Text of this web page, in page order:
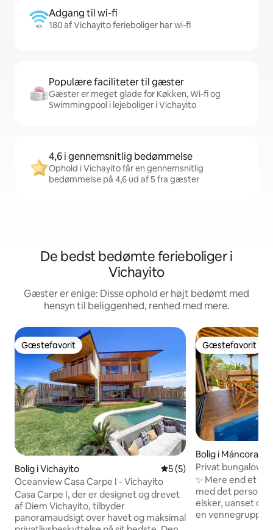
Adgang til wi-fi
180 af Vichayito ferieboliger har wi-fi
Populære faciliteter til gæster
Gæster er meget glade for Køkken, Wi-fi og
Swimmingpool i lejeboliger i Vichayito
4,6 i gennemsnitlig bedømmelse
Ophold i Vichayito får en gennemsnitlig
bedømmelse på 4,6 ud af 5 fra gæster
De bedst bedømte ferieboliger i
Vichayito
Gæster er enige: Disse ophold er højt bedømt med
hensyn til beliggenhed, renhed med mere.
Gæstefavorit
Gæstefavorit
Bolig i Vichayito 5 ud af 5 i gennemsnitlig
5 (5)
Oceanview Casa Carpe I - Vichayito
Casa Carpe I, der er designet og drevet
af Diem Vichayito, tilbyder
panoramaudsigt over havet og maksimal
Gæstefavorit
Gæstefavorit
Bolig i Máncora
Privat bungalow
service
✨ Mere end et
med det
elsker, uanset om
en vennegruppe